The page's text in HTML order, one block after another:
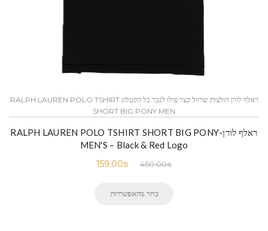
ראלף לורן חולצות שרוול קצר פולו לגבר כל הקטלוג RALPH LAUREN POLO TSHIRT
SHORT BIG PONY MEN
ראלף לורן-RALPH LAUREN POLO TSHIRT SHORT BIG PONY
MEN'S – Black & Red Logo
450.00₪
159.00₪
בחר מהאפשרויות